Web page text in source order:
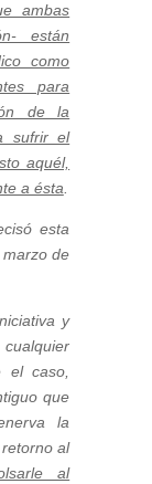
ambas
están
como
para
de la
sufrir el
aquél,
a ésta
esta
de
y
el caso,
que
la
al
al